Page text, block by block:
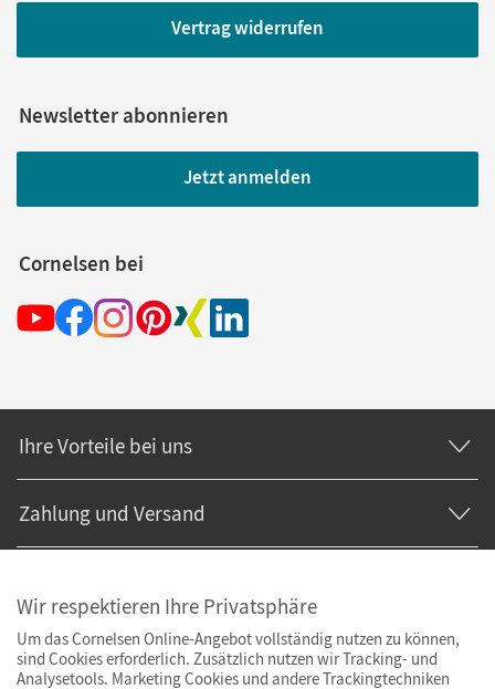
Vertrag widerrufen
Newsletter abonnieren
Jetzt anmelden
Cornelsen bei
Ihre Vorteile bei uns
Zahlung und Versand
Wir respektieren Ihre Privatsphäre
Um das Cornelsen Online-Angebot vollständig nutzen zu können,
sind Cookies erforderlich. Zusätzlich nutzen wir Tracking- und
Analysetools. Marketing Cookies und andere Trackingtechniken